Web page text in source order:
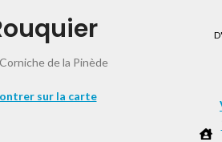
de la Pinède
sur la carte